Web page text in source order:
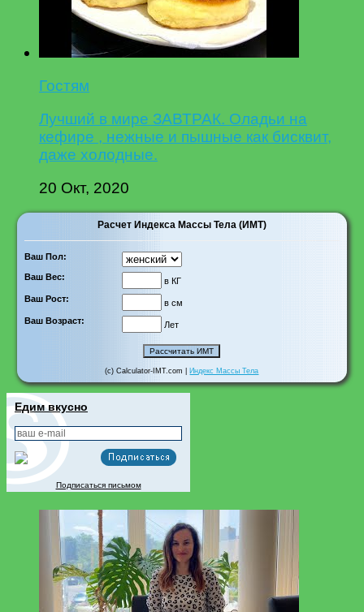
Гостям
Лучший в мире ЗАВТРАК. Оладьи на
кефире , нежные и пышные как бисквит,
даже холодные.
20 Окт, 2020
Расчет Индекса Массы Тела (ИМТ)
Ваш Пол:
Ваш Вес:
в КГ
Ваш Рост:
в см
Ваш Возраст:
Лет
(c) Calculator-IMT.com | Индекс Массы Тела
Едим вкусно
Подписаться письмом